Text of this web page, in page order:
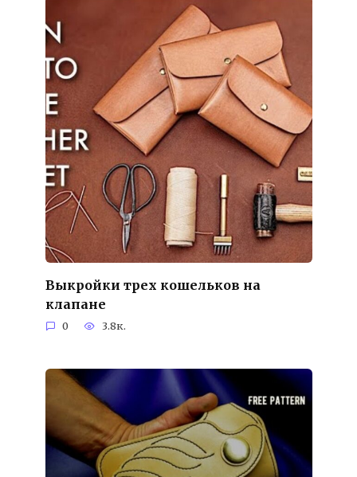
Выкройки трех кошельков на
клапане
0 3.8к.